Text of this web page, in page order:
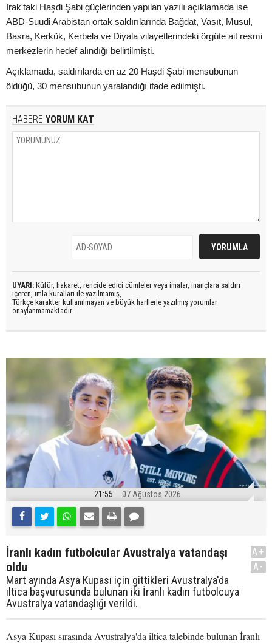
Irak'taki Haşdi Şabi güçlerinden yapılan yazılı açıklamada ise
ABD-Suudi Arabistan ortak saldırılarında Bağdat, Vasıt, Musul,
Basra, Kerkük, Kerbela ve Diyala vilayetlerindeki örgüte ait resmi
merkezlerin hedef alındığı belirtilmişti.
Açıklamada, saldırılarda en az 20 Haşdi Şabi mensubunun
öldüğü, 30 mensubunun yaralandığı ifade edilmişti.
HABERE YORUM KAT
UYARI: Küfür, hakaret, rencide edici cümleler veya imalar, inançlara saldırı
içeren, imla kuralları ile yazılmamış,
Türkçe karakter kullanılmayan ve büyük harflerle yazılmış yorumlar
onaylanmamaktadır.
21:55 07 Ağustos 2026
İranlı kadın futbolcular Avustralya vatandaşı
oldu
Mart ayında Asya Kupası için gittikleri Avustralya'da
iltica başvurusunda bulunan iki İranlı kadın futbolcuya
Avustralya vatandaşlığı verildi.
A+
A-
Asya Kupası sırasında Avustralya'da iltica talebinde bulunan İranlı